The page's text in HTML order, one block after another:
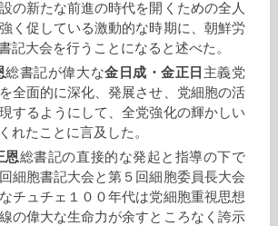
の新たな前進の時代を開くための全人
く促している激動的な時期に、朝鮮労
記大会を行うことになると述べた。
総書記が偉大な金日成 ・金正日 主義党
全面的に深化、発展させ、党細胞の活
するようにして、全党強化の輝かしい
れたことに言及した。
恩総書記の直接的な発起と指導の下で
細胞書記大会と第５回細胞委員長大会
チュチェ１００年代は党細胞重視思想
の偉大な生命力が余すところなく誇示